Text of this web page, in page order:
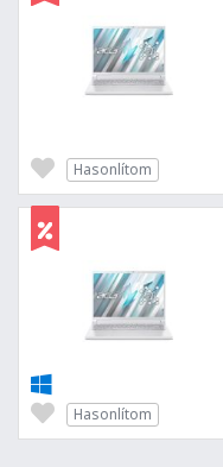
Hasonlítom
Hasonlítom